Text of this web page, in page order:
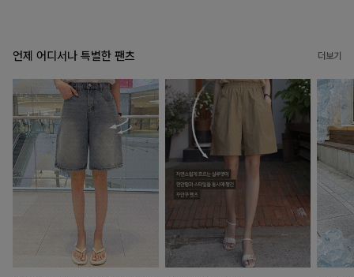
언제 어디서나 특별한 팬츠 더보기